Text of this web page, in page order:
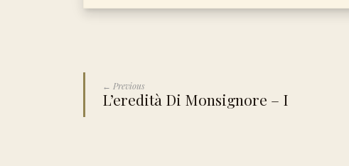
← Previous
L’eredità Di Monsignore – I